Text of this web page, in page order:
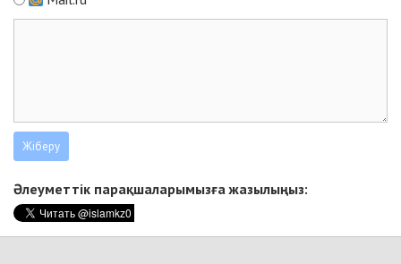
Әлеуметтік парақшаларымызға жазылыңыз: